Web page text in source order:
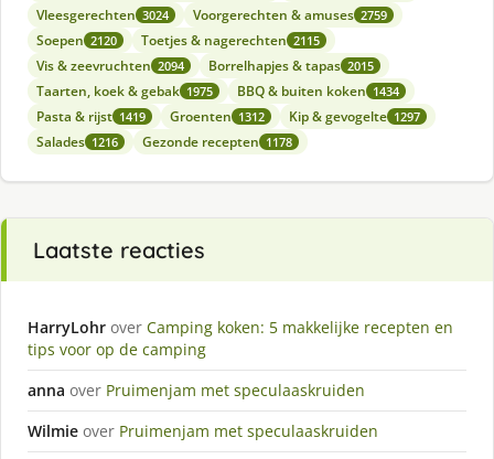
Vleesgerechten 3024 Voorgerechten & amuses 2759
Soepen 2120 Toetjes & nagerechten 2115
Vis & zeevruchten 2094 Borrelhapjes & tapas 2015
Taarten, koek & gebak 1975 BBQ & buiten koken 1434
Pasta & rijst 1419 Groenten 1312 Kip & gevogelte 1297
Salades 1216 Gezonde recepten 1178
Laatste reacties
HarryLohr over Camping koken: 5 makkelijke recepten en
tips voor op de camping
anna over Pruimenjam met speculaaskruiden
Wilmie over Pruimenjam met speculaaskruiden